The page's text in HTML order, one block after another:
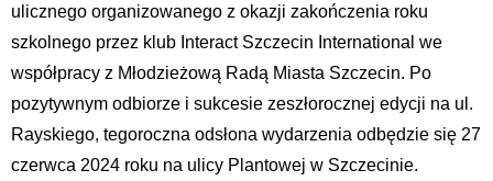
ulicznego organizowanego z okazji zakończenia roku
szkolnego przez klub Interact Szczecin International we
współpracy z Młodzieżową Radą Miasta Szczecin. Po
pozytywnym odbiorze i sukcesie zeszłorocznej edycji na ul.
Rayskiego, tegoroczna odsłona wydarzenia odbędzie się 27
czerwca 2024 roku na ulicy Plantowej w Szczecinie.